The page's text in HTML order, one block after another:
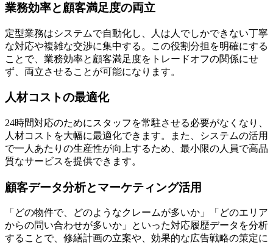
業務効率と顧客満足度の両立
定型業務はシステムで自動化し、人は人でしかできない丁寧
な対応や複雑な交渉に集中する。この役割分担を明確にする
ことで、業務効率と顧客満足度をトレードオフの関係にせ
ず、両立させることが可能になります。
人材コストの最適化
24時間対応のためにスタッフを常駐させる必要がなくなり、
人材コストを大幅に最適化できます。また、システムの活用
で一人あたりの生産性が向上するため、最小限の人員で高品
質なサービスを提供できます。
顧客データ分析とマーケティング活用
「どの物件で、どのようなクレームが多いか」「どのエリア
からの問い合わせが多いか」といった対応履歴データを分析
することで、修繕計画の立案や、効果的な広告戦略の策定に